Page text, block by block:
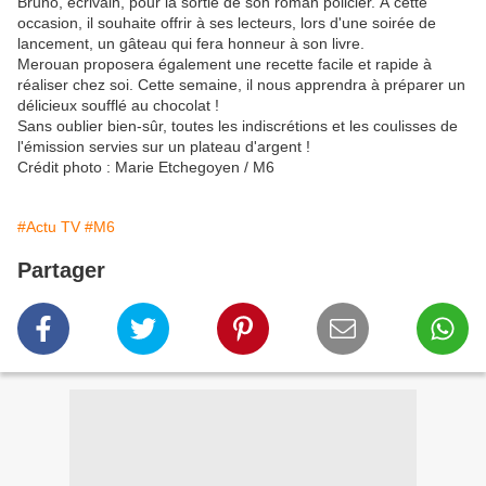
occasion, il souhaite offrir à ses lecteurs, lors d'une soirée de
lancement, un gâteau qui fera honneur à son livre.
Merouan proposera également une recette facile et rapide à
réaliser chez soi. Cette semaine, il nous apprendra à préparer un
délicieux soufflé au chocolat !
Sans oublier bien-sûr, toutes les indiscrétions et les coulisses de
l'émission servies sur un plateau d'argent !
Crédit photo : Marie Etchegoyen / M6
#Actu TV #M6
Partager